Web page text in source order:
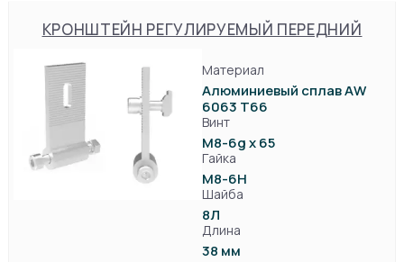
КРОНШТЕЙН РЕГУЛИРУЕМЫЙ ПЕРЕДНИЙ
Материал
Алюминиевый сплав AW
6063 T66
Винт
М8-6g x 65
Гайка
М8-6Н
Шайба
8Л
Длина
38 мм